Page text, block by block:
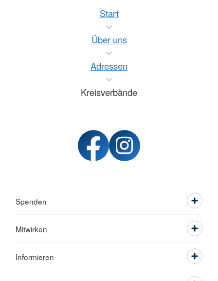
Start
Über uns
Adressen
Kreisverbände
Spenden
Mitwirken
Informieren